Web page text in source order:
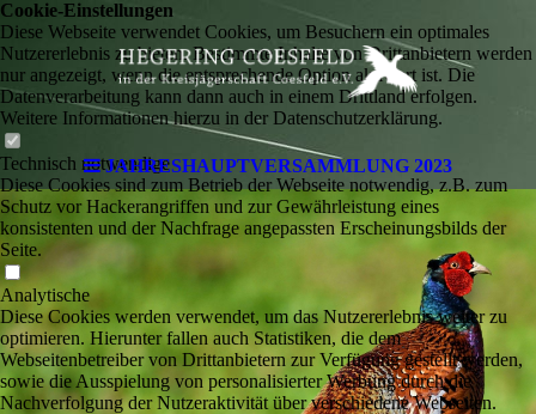
JAHRESHAUPTVERSAMMLUNG 2023
Cookie-Einstellungen
Diese Webseite verwendet Cookies, um Besuchern ein optimales
Nutzererlebnis zu bieten. Bestimmte Inhalte von Drittanbietern werden
nur angezeigt, wenn die entsprechende Option aktiviert ist. Die
Datenverarbeitung kann dann auch in einem Drittland erfolgen.
Weitere Informationen hierzu in der Datenschutzerklärung.
Technisch notwendige
Diese Cookies sind zum Betrieb der Webseite notwendig, z.B. zum
Schutz vor Hackerangriffen und zur Gewährleistung eines
konsistenten und der Nachfrage angepassten Erscheinungsbilds der
Seite.
Analytische
Diese Cookies werden verwendet, um das Nutzererlebnis weiter zu
optimieren. Hierunter fallen auch Statistiken, die dem
Webseitenbetreiber von Drittanbietern zur Verfügung gestellt werden,
sowie die Ausspielung von personalisierter Werbung durch die
Nachverfolgung der Nutzeraktivität über verschiedene Webseiten.